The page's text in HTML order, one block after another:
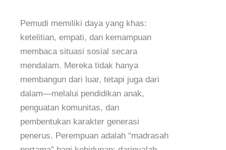
Pemudi memiliki daya yang khas:
ketelitian, empati, dan kemampuan
membaca situasi sosial secara
mendalam. Mereka tidak hanya
membangun dari luar, tetapi juga dari
dalam—melalui pendidikan anak,
penguatan komunitas, dan
pembentukan karakter generasi
penerus. Perempuan adalah “madrasah